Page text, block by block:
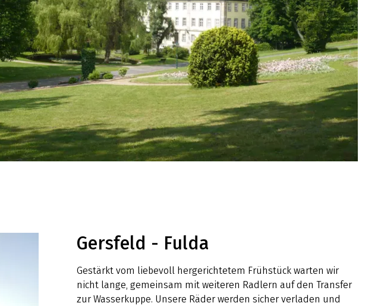
Gersfeld - Fulda
Gestärkt vom liebevoll hergerichtetem Frühstück warten wir
nicht lange, gemeinsam mit weiteren Radlern auf den Transfer
zur Wasserkuppe. Unsere Räder werden sicher verladen und